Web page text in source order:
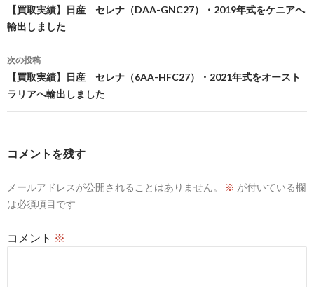
稿
ナ
ビ
ゲ
ー
ョ
ン
【買取実績】日産 セレナ（DAA-GNC27）・2019年式をケニアへ
輸出しました
次の投稿
【買取実績】日産 セレナ（6AA-HFC27）・2021年式をオースト
ラリアへ輸出しました
コメントを残す
メールアドレスが公開されることはありません。 ※ が付いている欄
は必須項目です
コメント ※